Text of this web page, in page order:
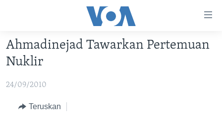
Akses
Lanjut
ke
Konten
Lanjut
VIDEO
POLYGRAPH
Ahmadinejad Tawarkan Pertemuan
Nuklir
24/09/2010
Teruskan